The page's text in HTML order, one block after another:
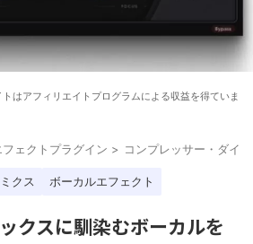
トはアフィリエイトプログラムによる収益を得ていま
フェクトプラグイン > コンプレッサー・ダイ
クス ボーカルエフェクト
クスに馴染むボーカルを